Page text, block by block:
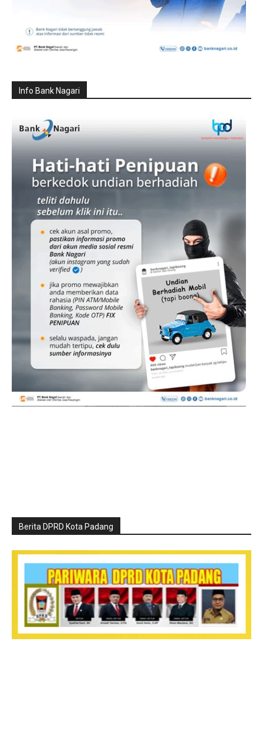
Info Bank Nagari
Berita DPRD Kota Padang